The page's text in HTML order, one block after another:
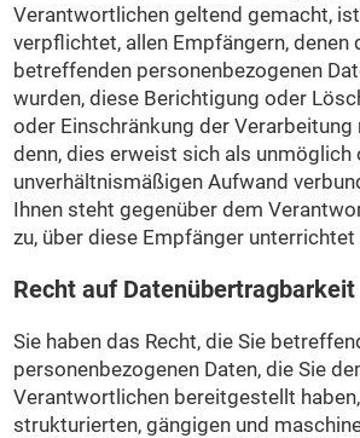
Verantwortlichen geltend gemacht,
verpflichtet, allen Empfängern, denen
betreffenden personenbezogenen
wurden, diese Berichtigung oder
oder Einschränkung der Verarbeitung
denn, dies erweist sich als
unverhältnismäßigen Aufwand
Ihnen steht gegenüber dem
zu, über diese Empfänger unterrichtet
Recht auf Datenübertragbarkeit
Sie haben das Recht, die Sie
personenbezogenen Daten, die Sie
Verantwortlichen bereitgestellt
strukturierten, gängigen und